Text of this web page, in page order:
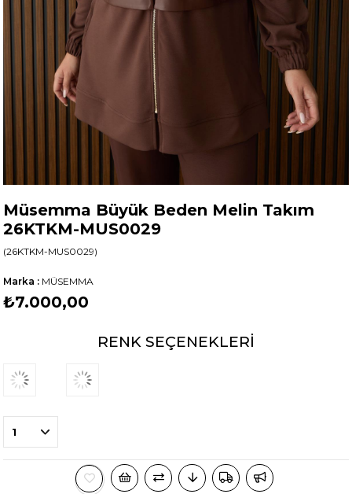
Müsemma Büyük Beden Melin Takım
26KTKM-MUS0029
(26KTKM-MUS0029)
Marka : MÜSEMMA
₺7.000,00
RENK SEÇENEKLERI